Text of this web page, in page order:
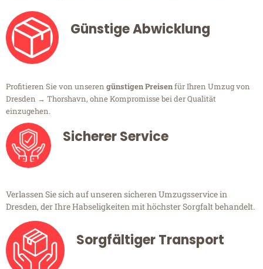
Günstige Abwicklung
Profitieren Sie von unseren günstigen Preisenfür Ihren Umzug von
Dresden → Thorshavn, ohne Kompromisse bei der Qualität
einzugehen.
Sicherer Service
Verlassen Sie sich auf unseren sicheren Umzugsservice in
Dresden, der Ihre Habseligkeiten mit höchster Sorgfalt behandelt.
Sorgfältiger Transport